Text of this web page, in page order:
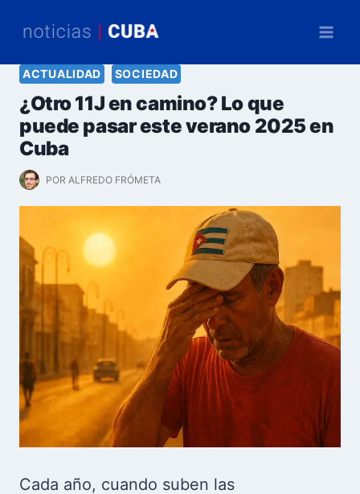
ACTUALIDAD SOCIEDAD
¿Otro 11J en camino? Lo que
puede pasar este verano 2025 en
Cuba
POR ALFREDO FRÓMETA
Cada año, cuando suben las